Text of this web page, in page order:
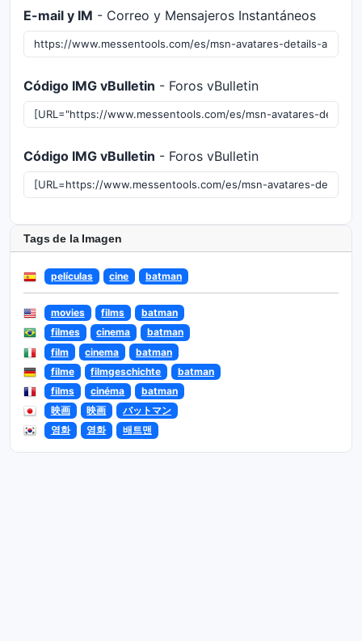
E-mail y IM - Correo y Mensajeros Instantáneos
Código IMG vBulletin - Foros vBulletin
Código IMG vBulletin - Foros vBulletin
Tags de la Imagen
películas cine batman
movies films
batman
filmes
cinema
batman
film
cinema
batman
filme
filmgeschichte
batman
films
cinéma
batman
映画
映画
バットマン
영화
영화 배트맨